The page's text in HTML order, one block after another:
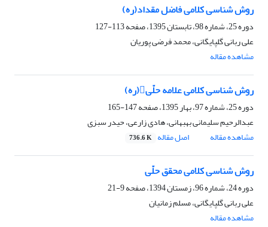
روش شناسی کلامی فاضل مقداد(ره)
دوره 25، شماره 98، تابستان 1395، صفحه
113-127
علی ربانی گلپایگانی، محمد فرضی پوریان
مشاهده مقاله
روش شناسی کلامی علامه حلّی(ره)
دوره 25، شماره 97، بهار 1395، صفحه
147-165
عبدالرحیم سلیمانی بهبهانی، هادی زارعی، حیدر سبزی
مشاهده مقاله
اصل مقاله 736.6 K
روش شناسی کلامی محقق حلّی
دوره 24، شماره 96، زمستان 1394، صفحه
9-21
علی ربانی گلپایگانی، مسلم زمانیان
مشاهده مقاله